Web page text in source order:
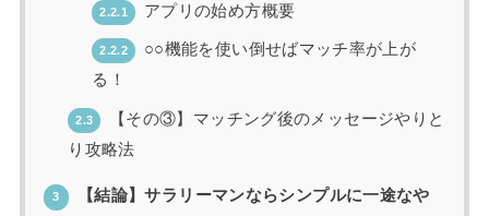
2.2.1 アプリの始め方概要
2.2.2
○○機能を使い倒せばマッチ率が上が
る！
2.3
【その③】マッチング後のメッセージやりと
り攻略法
3
【結論】サラリーマンならシンプルに一途なや